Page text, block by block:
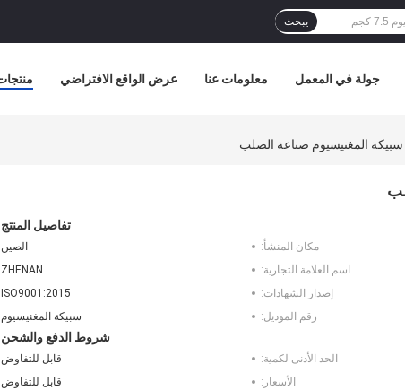
يبحث
عرض الواقع الافتراضي معلومات عنا جولة في المعمل
تفاصيل
مكان المنشأ:
الصين
اسم العلامة التجارية:
ZHENAN
إصدار الشهادات:
ISO9001:2015
رقم الموديل:
سبيكة المغنيسيوم
شروط الدفع
الحد الأدنى لكمية:
قابل للتفاوض
الأسعار:
قابل للتفاوض